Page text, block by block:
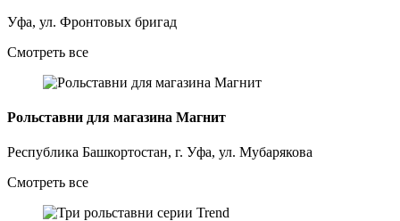
Уфа, ул. Фронтовых бригад
Смотреть все
Рольставни для магазина Магнит
Республика Башкортостан, г. Уфа, ул. Мубарякова
Смотреть все